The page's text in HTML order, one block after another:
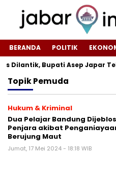
BERANDA POLITIK
Bupati Asep Japar
TopikPemuda
Hukum & Kriminal
Dua Pelajar Bandung
Penjara akibat
Berujung Maut
Jumat, 17 Mei 2024 - 18:18 WIB